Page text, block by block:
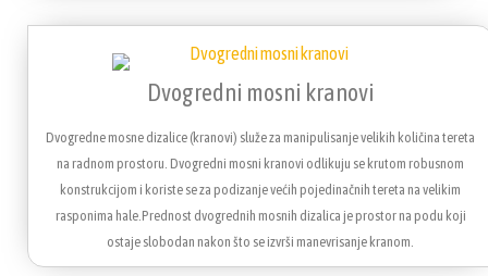
Dvogredni mosni kranovi
Dvogredne mosne dizalice (kranovi) služe za manipulisanje velikih količina tereta
na radnom prostoru. Dvogredni mosni kranovi odlikuju se krutom robusnom
konstrukcijom i koriste se za podizanje većih pojedinačnih tereta na velikim
rasponima hale.Prednost dvogrednih mosnih dizalica je prostor na podu koji
ostaje slobodan nakon što se izvrši manevrisanje kranom.